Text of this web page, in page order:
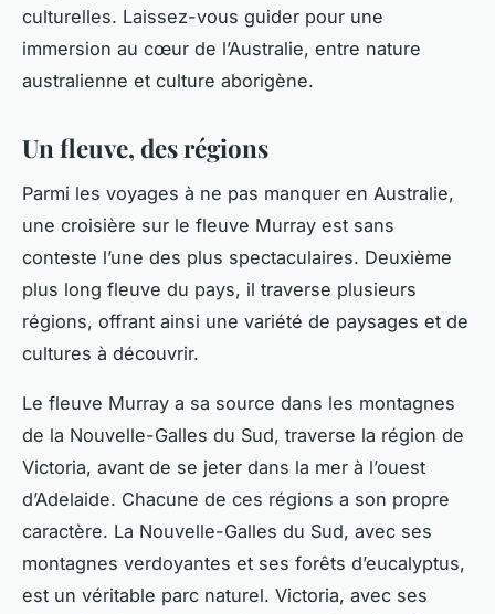
culturelles. Laissez-vous guider pour une
immersion au cœur de l’Australie, entre nature
australienne et culture aborigène.
Un fleuve, des régions
Parmi les voyages à ne pas manquer en Australie,
une croisière sur le fleuve Murray est sans
conteste l’une des plus spectaculaires. Deuxième
plus long fleuve du pays, il traverse plusieurs
régions, offrant ainsi une variété de paysages et de
cultures à découvrir.
Le fleuve Murray a sa source dans les montagnes
de la Nouvelle-Galles du Sud, traverse la région de
Victoria, avant de se jeter dans la mer à l’ouest
d’Adelaide. Chacune de ces régions a son propre
caractère. La Nouvelle-Galles du Sud, avec ses
montagnes verdoyantes et ses forêts d’eucalyptus,
est un véritable parc naturel. Victoria, avec ses